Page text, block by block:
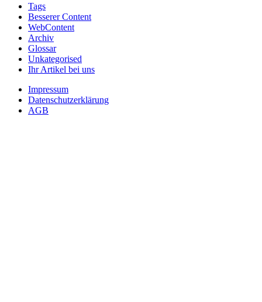
Tags
Besserer Content
WebContent
Archiv
Glossar
Unkategorised
Ihr Artikel bei uns
Impressum
Datenschutzerklärung
AGB